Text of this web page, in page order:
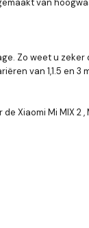
van
Zo weet u
van 1,1.5 en
Mi MIX 2 ,